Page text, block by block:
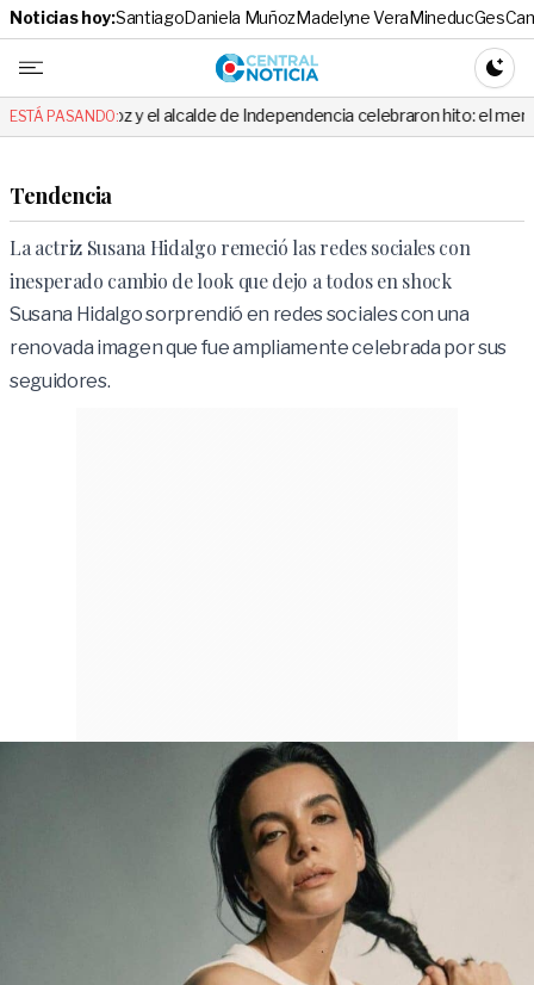
Noticias hoy:SantiagoDaniela MuñozMadelyne VeraMineducGes
Central
ESTÁ PASANDO:
y el alcalde de Independencia celebraron hito: el mensaje es viral
Tendencia
La actriz Susana Hidalgo remeció las redes sociales con
inesperado cambio de look que dejo a todos en shock
Susana Hidalgo sorprendió en redes sociales con una
renovada imagen que fue ampliamente celebrada por sus
seguidores.